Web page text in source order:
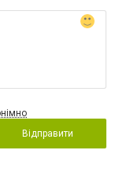
Відправити